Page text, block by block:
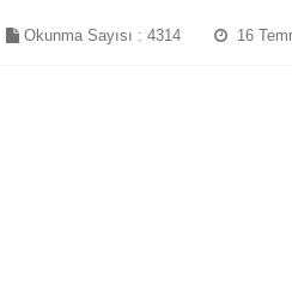
Okunma Sayısı : 4314 16